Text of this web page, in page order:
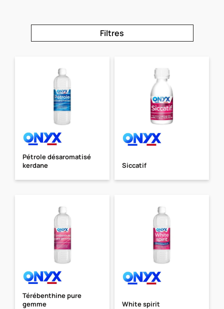
Filtres
Pétrole désaromatisé
kerdane
Siccatif
Térébenthine pure
gemme
White spirit